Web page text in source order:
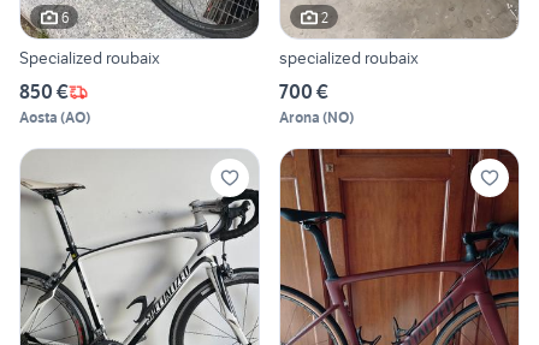
6
Specialized roubaix
850 €
Aosta (AO)
2
specialized roubaix
700 €
Arona (NO)